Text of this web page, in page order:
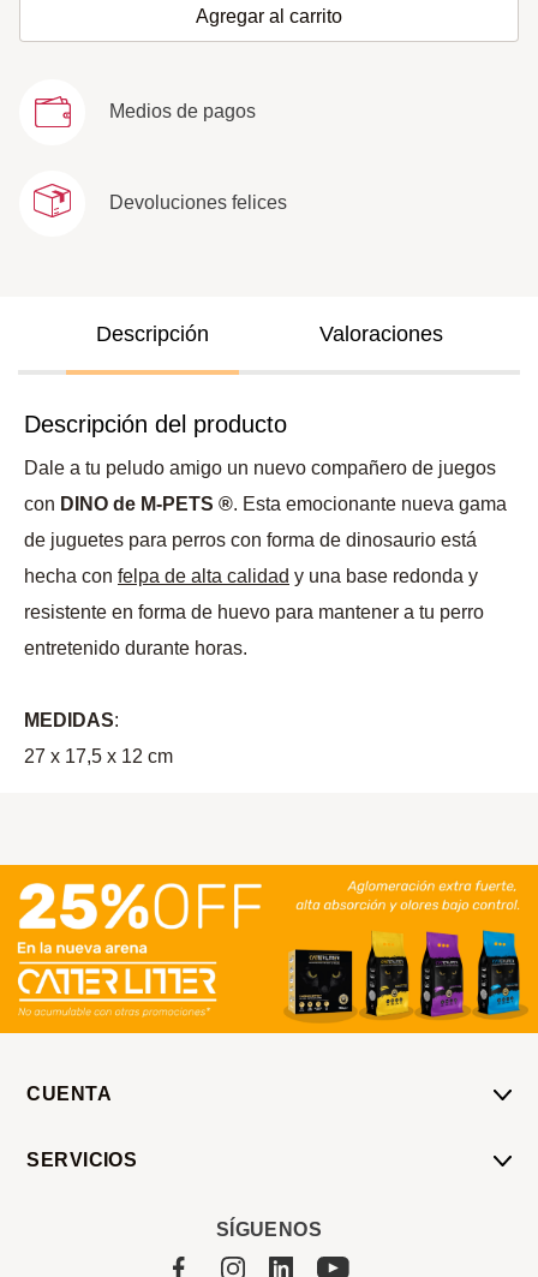
Agregar al carrito
Medios de pagos
Devoluciones felices
Descripción Valoraciones
Descripción del producto
Dale a tu peludo amigo un nuevo compañero de juegos
con DINO de M-PETS ®. Esta emocionante nueva gama
de juguetes para perros con forma de dinosaurio está
hecha con felpa de alta calidad y una base redonda y
resistente en forma de huevo para mantener a tu perro
entretenido durante horas.
MEDIDAS:
27 x 17,5 x 12 cm
CUENTA
SERVICIOS
SÍGUENOS